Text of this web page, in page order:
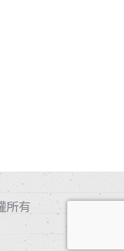
所有